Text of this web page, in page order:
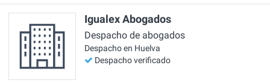
Igualex Abogados
Despacho de abogados
Despacho en Huelva
Despacho verificado